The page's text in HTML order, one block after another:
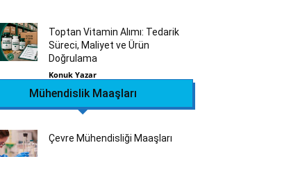
Toptan Vitamin Alımı: Tedarik
Süreci, Maliyet ve Ürün
Doğrulama
Konuk Yazar
Mühendislik Maaşları
Çevre Mühendisliği Maaşları